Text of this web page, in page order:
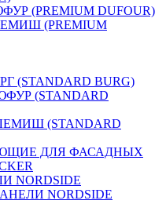
(PREMIUM DUFOUR)
(PREMIUM
(STANDARD BURG)
(STANDARD
(STANDARD
ДЛЯ ФАСАДНЫХ
NORDSIDE